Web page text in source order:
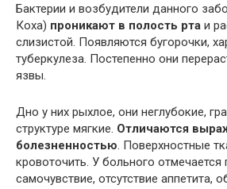
Бактерии и возбудители данного
Коха) проникают в полость рта и
слизистой. Появляются бугорочки,
туберкулеза. Постепенно они
язвы.
Дно у них рыхлое, они неглубокие,
структуре мягкие. Отличаются
болезненностью . Поверхностные
кровоточить. У больного отмечается
самочувствие, отсутствие аппетита,